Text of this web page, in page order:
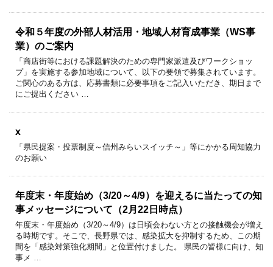
令和５年度の外部人材活用・地域人材育成事業（WS事
業）のご案内
「商店街等における課題解決のための専門家派遣及びワークショッ
プ」を実施する参加地域について、以下の要領で募集されています。
ご関心のある方は、応募書類に必要事項をご記入いただき、期日まで
にご提出ください …
x
「県民提案・投票制度～信州みらいスイッチ～」等にかかる周知協力
のお願い
年度末・年度始め（3/20～4/9）を迎えるに当たっての知
事メッセージについて（2月22日時点）
年度末・年度始め（3/20～4/9）は日頃会わない方との接触機会が増え
る時期です。そこで、長野県では、感染拡大を抑制するため、この期
間を「感染対策強化期間」と位置付けました。 県民の皆様に向け、知
事メ …